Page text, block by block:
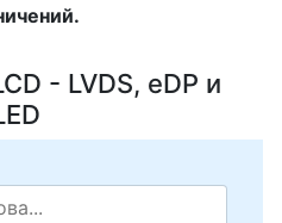
- LVDS, eDP и